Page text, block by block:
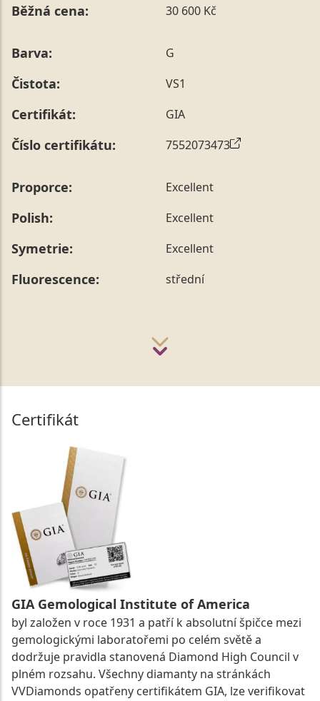
Běžná cena: 30 600 Kč
Barva: G
Čistota: VS1
Certifikát: GIA
Číslo certifikátu: 7552073473
Proporce: Excellent
Polish: Excellent
Symetrie: Excellent
Fluorescence: střední
Certifikát
GIA Gemological Institute of America
byl založen v roce 1931 a patří k absolutní špičce mezi
gemologickými laboratořemi po celém světě a
dodržuje pravidla stanovená Diamond High Council v
plném rozsahu. Všechny diamanty na stránkách
VVDiamonds opatřeny certifikátem GIA, lze verifikovat